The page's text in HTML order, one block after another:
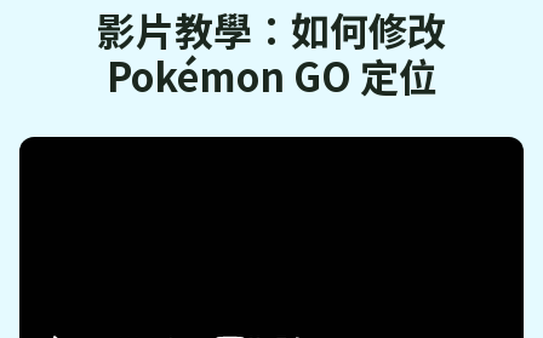
影片教學：如何修改
Pokémon GO 定位